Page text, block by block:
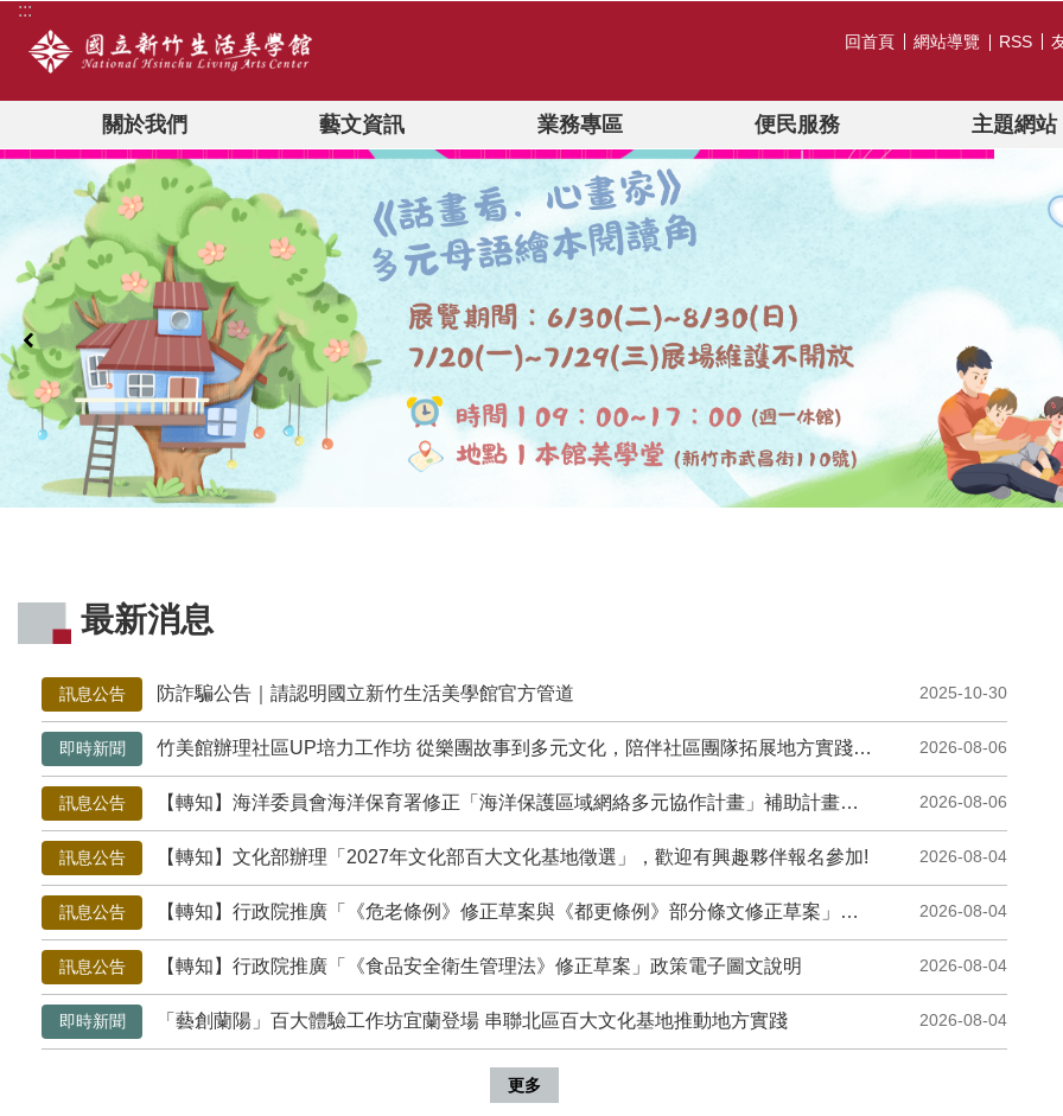
跳到主要內容區塊
:::
回首頁 網站導覽 RSS
關於我們 藝文資訊 業務專區 便民服務 主題網站
:::
最新消息
訊息公告 2025-10-30
防詐騙公告｜請認明國立新竹生活美學館官方管道
即時新聞 2026-08-06
竹美館辦理社區UP培力工作坊 從樂團故事到多元文化，陪伴社區團隊拓展地方實踐視野
訊息公告 2026-08-06
【轉知】海洋委員會海洋保育署修正「海洋保護區域網絡多元協作計畫」補助計畫，新增補助對象範疇，並更新徵件須知活動資訊，請踴躍報名參加
訊息公告 2026-08-04
【轉知】文化部辦理「2027年文化部百大文化基地徵選」，歡迎有興趣夥伴報名參加!
訊息公告 2026-08-04
【轉知】行政院推廣「《危老條例》修正草案與《都更條例》部分條文修正草案」政策電子圖文說明
訊息公告 2026-08-04
【轉知】行政院推廣「《食品安全衛生管理法》修正草案」政策電子圖文說明
即時新聞 2026-08-04
「藝創蘭陽」百大體驗工作坊宜蘭登場 串聯北區百大文化基地推動地方實踐
更多